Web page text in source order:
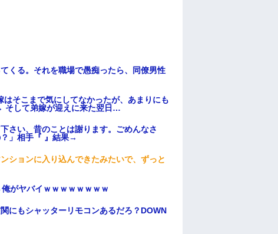
くる。それを職場で愚痴ったら、同僚男性
はそこまで気にしてなかったが、あまりにも
そして弟嫁が迎えに来た翌日…
さい、昔のことは謝ります。ごめんなさ
」相手『 』結果→
ションに入り込んできたみたいで、ずっと
がヤバイｗｗｗｗｗｗｗｗ
にもシャッターリモコンあるだろ？DOWN